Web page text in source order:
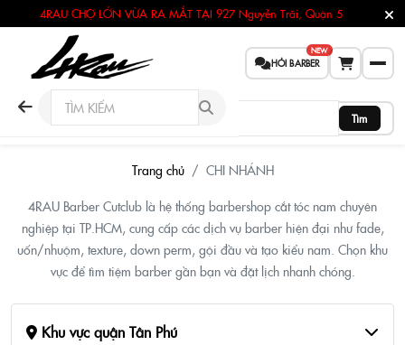
4RAU CHỢ LỚN VỪA RA MẮT TẠI 927 Nguyễn Trãi, Quận 5
HỎI BARBER
NEW
Tìm
Barber Shop Khu vực quận Tân
Trang chủ
CHI NHÁNH
4RAU Barber Cutclub là hệ thống barbershop cắt tóc nam chuyên
nghiệp tại TP.HCM, cung cấp các dịch vụ barber hiện đại như fade,
uốn/nhuộm, texture, down perm, gội đầu và tạo kiểu nam. Chọn khu
vực để tìm tiệm barber gần bạn và đặt lịch nhanh chóng.
Khu vực quận Tân Phú